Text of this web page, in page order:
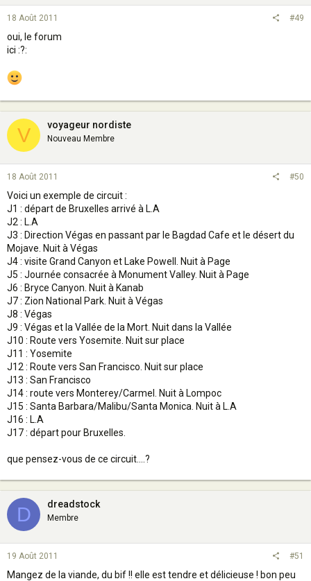
18 Août 2011 #49
oui, le forum
ici :?:
V voyageur nordiste
Nouveau Membre
18 Août 2011 #50
Voici un exemple de circuit :
J1 : départ de Bruxelles arrivé à L.A
J2 : L.A
J3 : Direction Végas en passant par le Bagdad Cafe et le désert du
Mojave. Nuit à Végas
J4 : visite Grand Canyon et Lake Powell. Nuit à Page
J5 : Journée consacrée à Monument Valley. Nuit à Page
J6 : Bryce Canyon. Nuit à Kanab
J7 : Zion National Park. Nuit à Végas
J8 : Végas
J9 : Végas et la Vallée de la Mort. Nuit dans la Vallée
J10 : Route vers Yosemite. Nuit sur place
J11 : Yosemite
J12 : Route vers San Francisco. Nuit sur place
J13 : San Francisco
J14 : route vers Monterey/Carmel. Nuit à Lompoc
J15 : Santa Barbara/Malibu/Santa Monica. Nuit à L.A
J16 : L.A
J17 : départ pour Bruxelles.
que pensez-vous de ce circuit....?
D dreadstock
Membre
19 Août 2011 #51
Mangez de la viande, du bif !! elle est tendre et délicieuse ! bon peu